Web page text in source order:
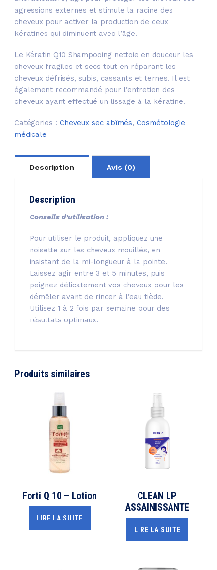
agressions externes et stimule la racine des
cheveux pour activer la production de deux
kératines qui diminuent avec l’âge.
Le Kératin Q10 Shampooing nettoie en douceur les
cheveux fragiles et secs tout en réparant les
cheveux défrisés, subis, cassants et ternes. Il est
également recommandé pour l’entretien des
cheveux ayant effectué un lissage à la kératine.
Catégories : Cheveux sec abîmés, Cosmétologie
médicale
Description Avis (0)
Description
Conseils d’utilisation :
Pour utiliser le produit, appliquez une
noisette sur les cheveux mouillés, en
insistant de la mi-longueur à la pointe.
Laissez agir entre 3 et 5 minutes, puis
peignez délicatement vos cheveux pour les
démêler avant de rincer à l’eau tiède.
Utilisez 1 à 2 fois par semaine pour des
résultats optimaux.
Produits similaires
Forti Q 10 – Lotion
LIRE LA SUITE
CLEAN LP
ASSAINISSANTE
LIRE LA SUITE